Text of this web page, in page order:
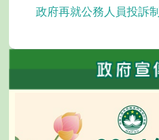
政府再就公務人員投訴